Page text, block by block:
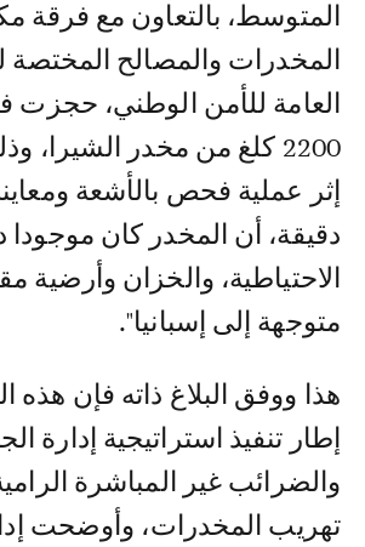
المتوسط، بالتعاون مع فرقة
المخدرات والمصالح المختصة
العامة للأمن الوطني، حجزت
2200 كلغ من مخدر الشيرا،
إثر عملية فحص بالأشعة
دقيقة، أن المخدر كان موجودا
الاحتياطية، والخزان وأرضية
متوجهة إلى إسبانيا".
هذا ووفق البلاغ ذاته فإن هذه
إطار تنفيذ استراتيجية إدارة
والضرائب غير المباشرة
تهريب المخدرات، وأوضحت